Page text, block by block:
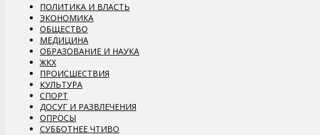
ПОЛИТИКА И ВЛАСТЬ
ЭКОНОМИКА
ОБЩЕСТВО
МЕДИЦИНА
ОБРАЗОВАНИЕ И НАУКА
ЖКХ
ПРОИСШЕСТВИЯ
КУЛЬТУРА
СПОРТ
ДОСУГ И РАЗВЛЕЧЕНИЯ
ОПРОСЫ
СУББОТНЕЕ ЧТИВО